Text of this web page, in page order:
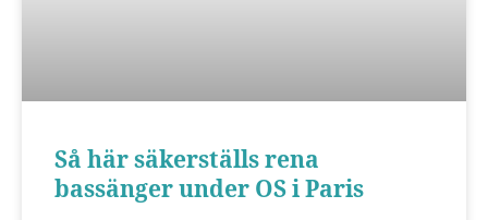
Så här säkerställs rena
bassänger under OS i Paris